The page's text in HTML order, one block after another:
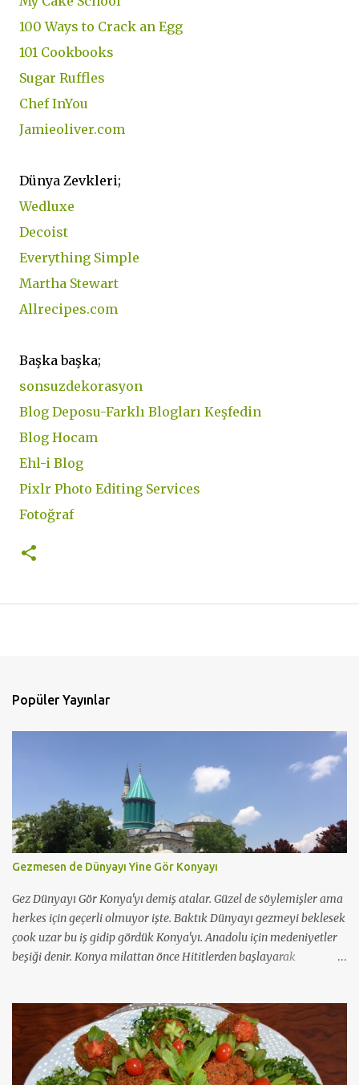
100 Ways to Crack an Egg
101 Cookbooks
Sugar Ruffles
Chef InYou
Jamieoliver.com
Dünya Zevkleri;
Wedluxe
Decoist
Everything Simple
Martha Stewart
Allrecipes.com
Başka başka;
sonsuzdekorasyon
Blog Deposu-Farklı Blogları Keşfedin
Blog Hocam
Ehl-i Blog
Pixlr Photo Editing Services
Fotoğraf
Popüler Yayınlar
Gezmesen de Dünyayı Yine Gör Konyayı
Gez Dünyayı Gör Konya'yı demiş atalar. Güzel de söylemişler ama
herkes için geçerli olmuyor işte. Baktık Dünyayı gezmeyi beklesek
çook uzar bu iş gidip gördük Konya'yı. Anadolu için medeniyetler
beşiği denir. Konya milattan önce Hititlerden başlayarak
müslümanlar için en popüler olduğu dönem Selçuklu dönemiyle
başlamış. Hal böyle oluncada Selçuklu ve Osmanlı mimarisinin en
güzide örneklerini saklamış koynunda büyük bir özenle bugüne
dek. Benim vaktim çok kısıtlıydı. Ama hayatın her anı bize bir